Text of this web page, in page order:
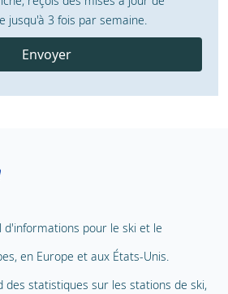
jusqu'à 3 fois par semaine.
Envoyer
d'informations pour le ski et le
en Europe et aux États-Unis.
des statistiques sur les stations de ski,